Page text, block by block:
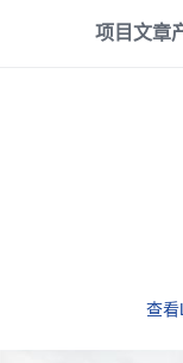
项目文章
查